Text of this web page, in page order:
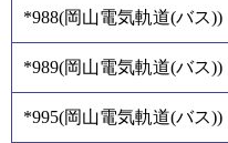
*988(岡山電気軌道(バス))
*989(岡山電気軌道(バス))
*995(岡山電気軌道(バス))